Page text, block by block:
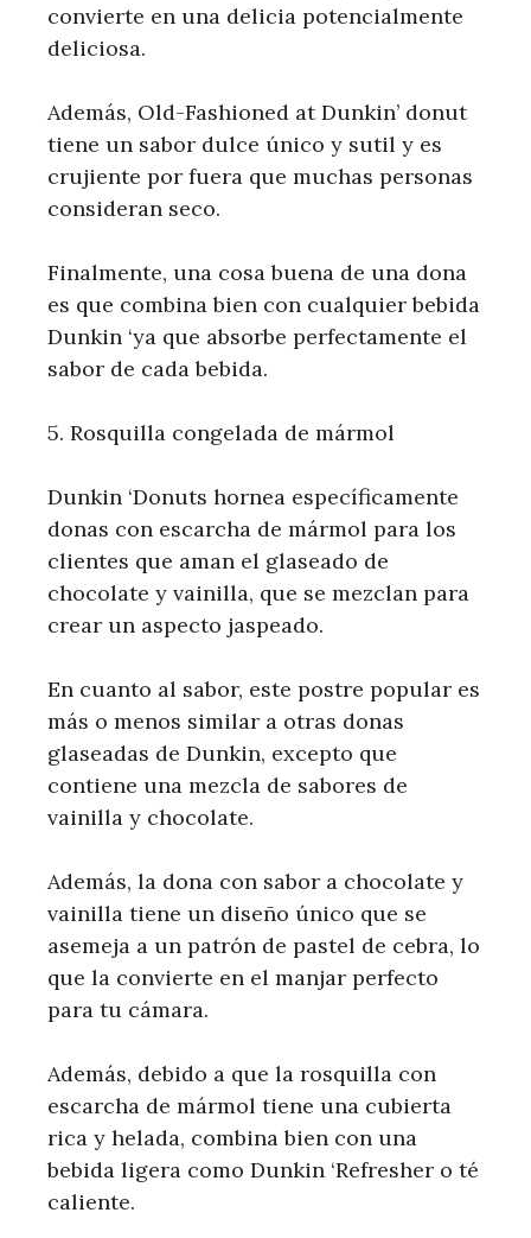
convierte en una delicia potencialmente
deliciosa.
Además, Old-Fashioned at Dunkin’ donut
tiene un sabor dulce único y sutil y es
crujiente por fuera que muchas personas
consideran seco.
Finalmente, una cosa buena de una dona
es que combina bien con cualquier bebida
Dunkin ‘ya que absorbe perfectamente el
sabor de cada bebida.
5. Rosquilla congelada de mármol
Dunkin ‘Donuts hornea específicamente
donas con escarcha de mármol para los
clientes que aman el glaseado de
chocolate y vainilla, que se mezclan para
crear un aspecto jaspeado.
En cuanto al sabor, este postre popular es
más o menos similar a otras donas
glaseadas de Dunkin, excepto que
contiene una mezcla de sabores de
vainilla y chocolate.
Además, la dona con sabor a chocolate y
vainilla tiene un diseño único que se
asemeja a un patrón de pastel de cebra, lo
que la convierte en el manjar perfecto
para tu cámara.
Además, debido a que la rosquilla con
escarcha de mármol tiene una cubierta
rica y helada, combina bien con una
bebida ligera como Dunkin ‘Refresher o té
caliente.